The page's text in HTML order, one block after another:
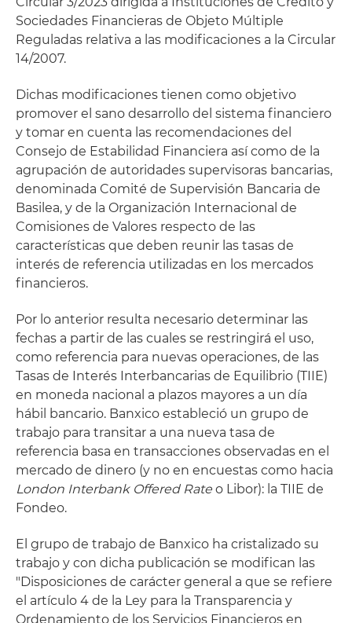
Sociedades Financieras de Objeto Múltiple
Reguladas relativa a las modificaciones a la Circular
14/2007.
Dichas modificaciones tienen como objetivo
promover el sano desarrollo del sistema financiero
y tomar en cuenta las recomendaciones del
Consejo de Estabilidad Financiera así como de la
agrupación de autoridades supervisoras bancarias,
denominada Comité de Supervisión Bancaria de
Basilea, y de la Organización Internacional de
Comisiones de Valores respecto de las
características que deben reunir las tasas de
interés de referencia utilizadas en los mercados
financieros.
Por lo anterior resulta necesario determinar las
fechas a partir de las cuales se restringirá el uso,
como referencia para nuevas operaciones, de las
Tasas de Interés Interbancarias de Equilibrio (TIIE)
en moneda nacional a plazos mayores a un día
hábil bancario. Banxico estableció un grupo de
trabajo para transitar a una nueva tasa de
referencia basa en transacciones observadas en el
mercado de dinero (y no en encuestas como hacia
London Interbank Offered Rate o Libor): la TIIE de
Fondeo.
El grupo de trabajo de Banxico ha cristalizado su
trabajo y con dicha publicación se modifican las
"Disposiciones de carácter general a que se refiere
el artículo 4 de la Ley para la Transparencia y
Ordenamiento de los Servicios Financieros en